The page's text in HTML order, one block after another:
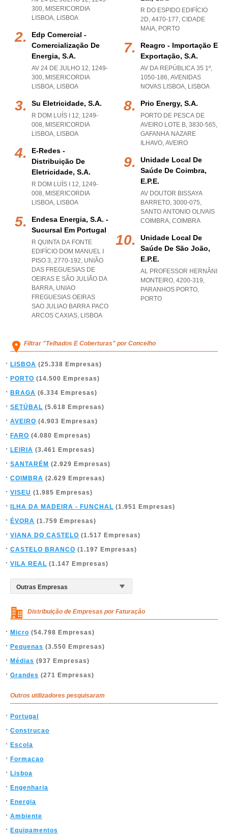
300, MISERICORDIA
LISBOA, LISBOA
Edp Comercial -
Comercialização De
Energia, S.a.
AV 24 DE JULHO 12, 1249-
300, MISERICORDIA
LISBOA, LISBOA
Su Eletricidade, S.a.
R DOM LUÍS I 12, 1249-
008, MISERICORDIA
LISBOA, LISBOA
E-Redes -
Distribuição De
Eletricidade, S.a.
R DOM LUÍS I 12, 1249-
008, MISERICORDIA
LISBOA, LISBOA
Endesa Energia, S.a. -
Sucursal Em Portugal
R QUINTA DA FONTE
EDIFÍCIO DOM MANUEL I
PISO 3, 2770-192, UNIÃO
DAS FREGUESIAS DE
OEIRAS E SÃO JULIÃO DA
BARRA, UNIAO
FREGUESIAS OEIRAS
SAO JULIAO BARRA PACO
ARCOS CAXIAS, LISBOA
R DO ESPIDO EDIFÍCIO
2D, 4470-177, CIDADE
MAIA, PORTO
Reagro - Importação E
Exportação, S.a.
AV DA REPÚBLICA 35 1º,
1050-186, AVENIDAS
NOVAS LISBOA, LISBOA
Prio Energy, S.a.
PORTO DE PESCA DE
AVEIRO LOTE B, 3830-565,
GAFANHA NAZARE
ILHAVO, AVEIRO
Unidade Local De
Saúde De Coimbra,
E.p.e.
AV DOUTOR BISSAYA
BARRETO, 3000-075,
SANTO ANTONIO OLIVAIS
COIMBRA, COIMBRA
Unidade Local De
Saúde De São João,
E.p.e.
AL PROFESSOR HERNÂNI
MONTEIRO, 4200-319,
PARANHOS PORTO,
PORTO
Filtrar "Telhados E Coberturas" por Concelho
LISBOA (25.338 Empresas)
PORTO (14.500 Empresas)
BRAGA (6.334 Empresas)
SETÚBAL (5.618 Empresas)
AVEIRO (4.903 Empresas)
FARO (4.080 Empresas)
LEIRIA (3.461 Empresas)
SANTARÉM (2.929 Empresas)
COIMBRA (2.629 Empresas)
VISEU (1.985 Empresas)
ILHA DA MADEIRA - FUNCHAL (1.951 Empresas)
ÉVORA (1.759 Empresas)
VIANA DO CASTELO (1.517 Empresas)
CASTELO BRANCO (1.197 Empresas)
VILA REAL (1.147 Empresas)
Distribuição de Empresas por Faturação
Micro (54.798 Empresas)
Pequenas (3.550 Empresas)
Médias (937 Empresas)
Grandes (271 Empresas)
Outros utilizadores pesquisaram
Portugal
Construcao
Escola
Formacao
Lisboa
Engenharia
Energia
Ambiente
Equipamentos